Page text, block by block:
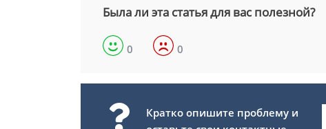
Была ли эта статья для вас полезной?
0 0
Кратко опишите проблему и